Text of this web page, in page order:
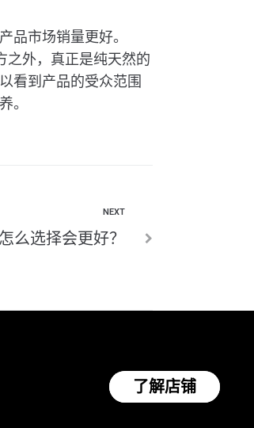
品市场销量更好。
之外，真正是纯天然的
看到产品的受众范围
。
NEXT
么选择会更好？
了解店铺